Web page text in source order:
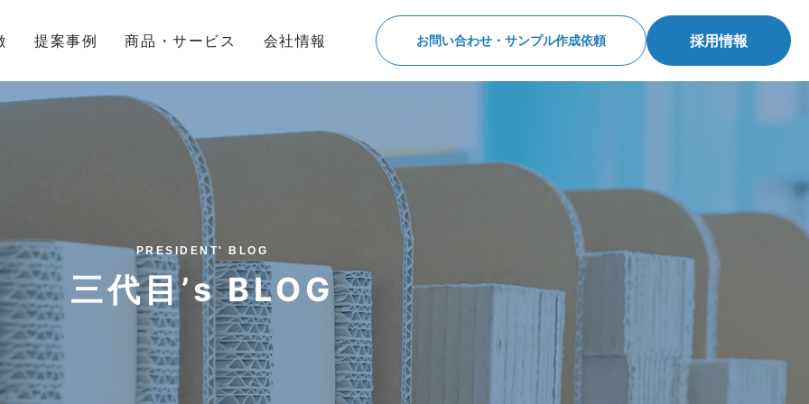
提案事例 商品・サービス 会社情報 お問い合わせ・サンプル作成依頼 採用情報
PRESIDENT' BLOG
三代目’s BLOG